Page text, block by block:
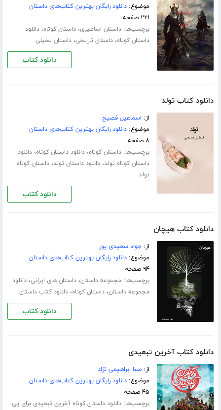
موضوع:دانلود رایگان بهترین کتاب‌های داستان
۲۲۱ صفحه
برچسب‌ها:داستان اساطیری،داستان کوتاه،دانلود
داستان کوتاه،داستان تاریخی،داستان تخیلی
دانلود کتاب
دانلود کتاب تولد
از: اسماعیل فصیح
موضوع:دانلود رایگان بهترین کتاب‌های داستان
۸ صفحه
برچسب‌ها:داستان کوتاه،دانلود داستان کوتاه،دانلود
داستان کوتاه تولد،دانلود داستان تولد،داستان کوتاه
تولد
دانلود کتاب
دانلود کتاب هیچان
از:جواد سعیدی پور
موضوع:دانلود رایگان بهترین کتاب‌های داستان
۹۴ صفحه
برچسب‌ها: مجموعه داستان،داستان های ایرانی،دانلود
مجموعه داستان،داستان کوتاه،دانلود کتاب داستان
دانلود کتاب
دانلود کتاب آخرین تبعیدی
از:صبا ابراهیمی نژاد
موضوع:دانلود رایگان بهترین کتاب‌های داستان
۴۵ صفحه
برچسب‌ها:دانلود داستان کوتاه آخرین تبعیدی برای پی